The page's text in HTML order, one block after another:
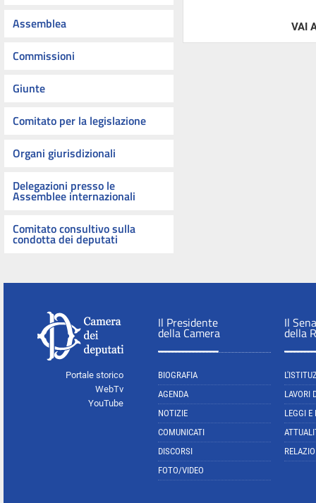
Assemblea
Commissioni
Giunte
Comitato per la legislazione
Organi giurisdizionali
Delegazioni presso le
Assemblee internazionali
Comitato consultivo sulla
condotta dei deputati
VAI
Portale storico
WebTv
YouTube
Il Presidente
della Camera
BIOGRAFIA
AGENDA
NOTIZIE
COMUNICATI
DISCORSI
FOTO/VIDEO
Il
della
LAVORI
LEGGI E